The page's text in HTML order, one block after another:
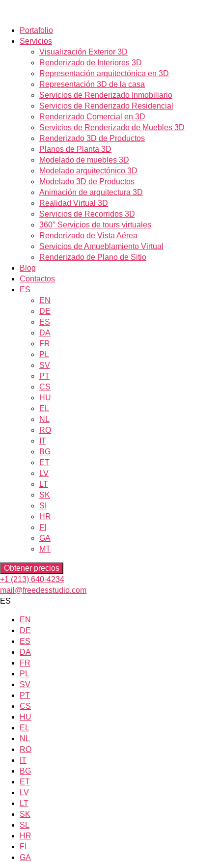
Portafolio
Servicios
Visualización Exterior 3D
Renderizado de Interiores 3D
Representación arquitectónica en 3D
Representación 3D de la casa
Servicios de Renderizado Inmobiliario
Servicios de Renderizado Residencial
Renderizado Comercial en 3D
Servicios de Renderizado de Muebles 3D
Renderizado 3D de Productos
Planos de Planta 3D
Modelado de muebles 3D
Modelado arquitectónico 3D
Modelado 3D de Productos
Animación de arquitectura 3D
Realidad Virtual 3D
Servicios de Recorridos 3D
360° Servicios de tours virtuales
Renderizado de Vista Aérea
Servicios de Amueblamiento Virtual
Renderizado de Plano de Sitio
Blog
Contactos
ES
EN
DE
ES
DA
FR
PL
SV
PT
CS
HU
EL
NL
RO
IT
BG
ET
LV
LT
SK
SI
HR
FI
GA
MT
Obtener precios
+1 (213) 640-4234
mail@freedesstudio.com
ES
EN
DE
ES
DA
FR
PL
SV
PT
CS
HU
EL
NL
RO
IT
BG
ET
LV
LT
SK
SL
HR
FI
GA